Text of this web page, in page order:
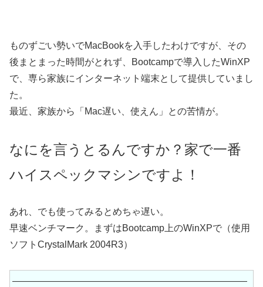
ものずごい勢いでMacBookを入手したわけですが、その
後まとまった時間がとれず、Bootcampで導入したWinXP
で、専ら家族にインターネット端末として提供していまし
た。
最近、家族から「Mac遅い、使えん」との苦情が。
なにを言うとるんですか？家で一番
ハイスペックマシンですよ！
あれ、でも使ってみるとめちゃ遅い。
早速ベンチマーク。まずはBootcamp上のWinXPで（使用
ソフトCrystalMark 2004R3）
—————————————————————————